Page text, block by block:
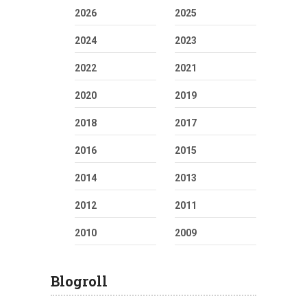
2026 2025
2024 2023
2022 2021
2020 2019
2018 2017
2016 2015
2014 2013
2012 2011
2010 2009
Blogroll